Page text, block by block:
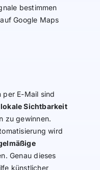
bestimmen
Google Maps
per E-Mail sind
lokale Sichtbarkeit
zu gewinnen.
wird
Genau dieses
künstlicher